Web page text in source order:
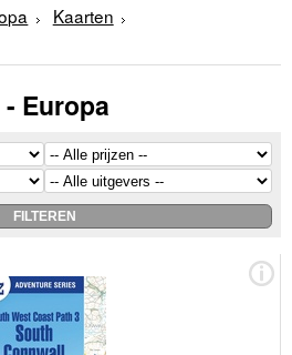
Kaarten
Europa